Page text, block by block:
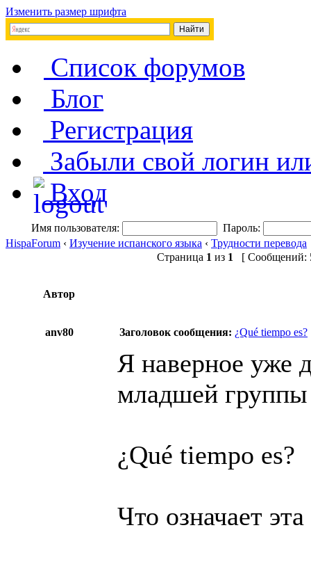
Изменить размер шрифта
Список форумов
Блог
Регистрация
Забыли свой логин
Вход
Имя пользователя:
Пароль:
HispaForum ‹ Изучение испанского языка ‹ Трудности перевода
Страница 1 из 1 [ Сообщений:
Автор
anv80 Заголовок сообщения: ¿Qué tiempo es?
Я наверное уже
младшей группы
¿Qué tiempo es?
Что означает